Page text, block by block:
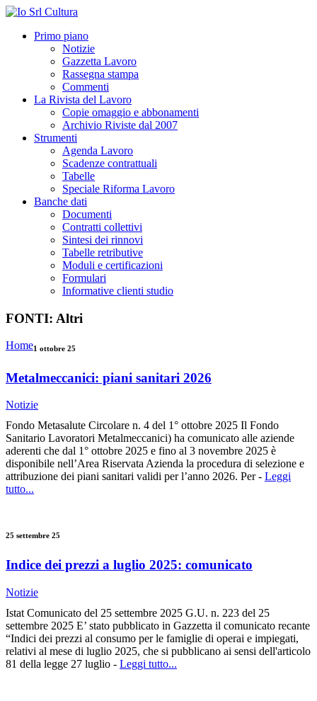
Primo piano
Notizie
Gazzetta Lavoro
Rassegna stampa
Commenti
La Rivista del Lavoro
Copie omaggio e abbonamenti
Archivio Riviste dal 2007
Strumenti
Agenda Lavoro
Scadenze contrattuali
Tabelle
Speciale Riforma Lavoro
Banche dati
Documenti
Contratti collettivi
Sintesi dei rinnovi
Tabelle retributive
Moduli e certificazioni
Formulari
Informative clienti studio
FONTI: Altri
Home1 ottobre 25
Metalmeccanici: piani sanitari 2026
Notizie
Fondo Metasalute Circolare n. 4 del 1° ottobre 2025 Il Fondo
Sanitario Lavoratori Metalmeccanici) ha comunicato alle aziende
aderenti che dal 1° ottobre 2025 e fino al 3 novembre 2025 è
disponibile nell’Area Riservata Azienda la procedura di selezione e
attribuzione dei piani sanitari validi per l’anno 2026. Per - Leggi
tutto...
25 settembre 25
Indice dei prezzi a luglio 2025: comunicato
Notizie
Istat Comunicato del 25 settembre 2025 G.U. n. 223 del 25
settembre 2025 E’ stato pubblicato in Gazzetta il comunicato recante
“Indici dei prezzi al consumo per le famiglie di operai e impiegati,
relativi al mese di luglio 2025, che si pubblicano ai sensi dell'articolo
81 della legge 27 luglio - Leggi tutto...